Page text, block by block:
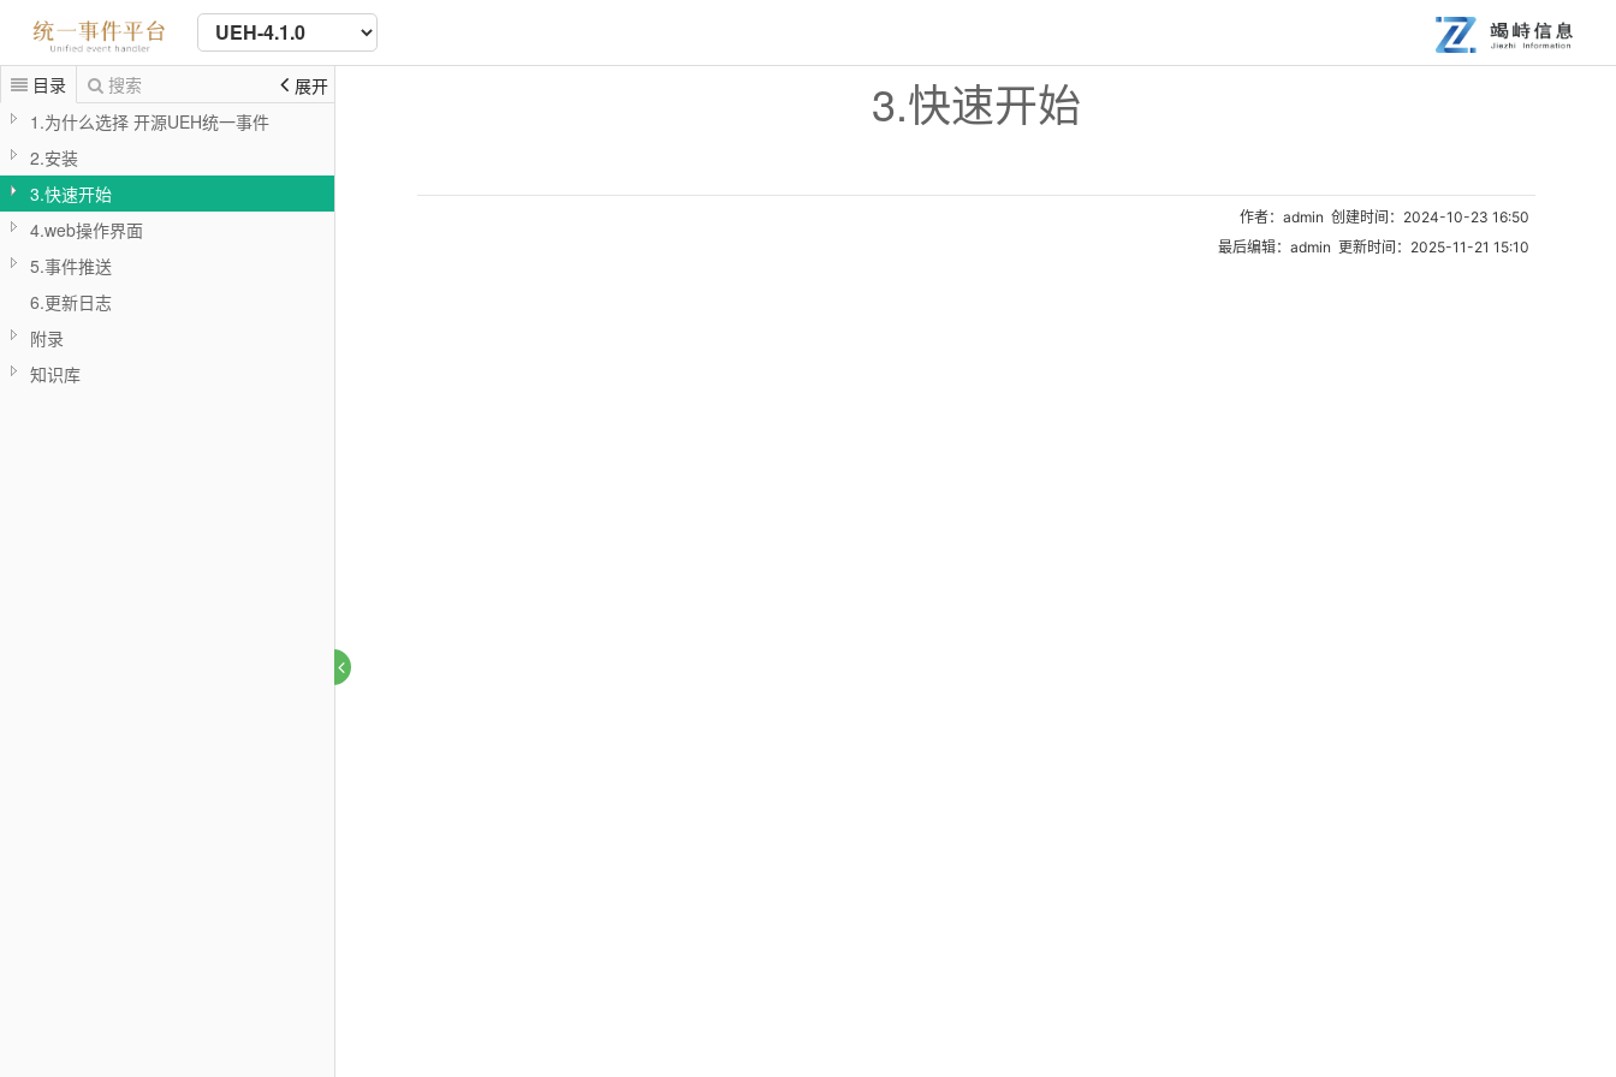
目录 搜索
展开
1.为什么选择 开源UEH统一事件
2.安装
3.快速开始
4.web操作界面
5.事件推送
6.更新日志
附录
知识库
3.快速开始
作者：admin 创建时间：2024-10-23 16:50
最后编辑：admin 更新时间：2025-11-21 15:10